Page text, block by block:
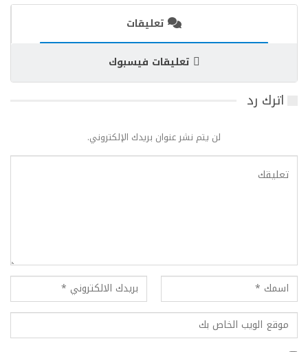
تعليقات
تعليقات فيسبوك
اترك رد
لن يتم نشر عنوان بريدك الإلكتروني.